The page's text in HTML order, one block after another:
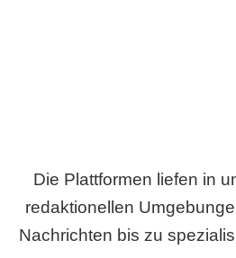
Die Plattformen liefen in
redaktionellen
Nachrichten bis zu